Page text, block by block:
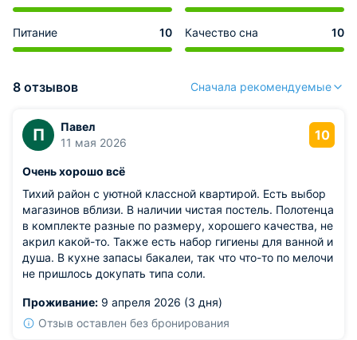
Питание 10 Качество сна 10
8 отзывов Сначала рекомендуемые
П
Павел
11 мая 2026
10
Очень хорошо всё
Тихий район с уютной классной квартирой. Есть выбор
магазинов вблизи. В наличии чистая постель. Полотенца
в комплекте разные по размеру, хорошего качества, не
акрил какой-то. Также есть набор гигиены для ванной и
душа. В кухне запасы бакалеи, так что что-то по мелочи
не пришлось докупать типа соли.
Проживание: 9 апреля 2026 (3 дня)
Отзыв оставлен без бронирования